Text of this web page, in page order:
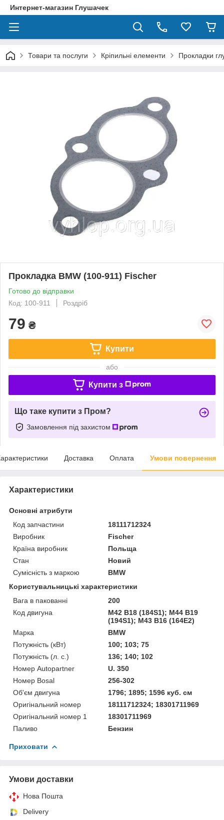
Интернет-магазин Глушачек
Товари та послуги Кріпильні елементи Прокладки
Прокладка BMW (100-911) Fischer
Готово до відправки
Код: 100-911
Роздріб
79 ₴
Купити
або
Купити з
Що таке купити з Пром?
Замовлення під захистом
Доставка Оплата Умови повернення
Характеристики
Основні атрибути
Код запчастини
18111712324
Виробник
Fischer
Країна виробник
Польща
Стан
Новий
Сумісність з маркою
BMW
Користувальницькі характеристики
Вага в пакованні
200
Код двигуна
M42 B18 (184S1); M44 B19
(194S1); M43 B16 (164E2)
Марка
BMW
Потужність (кВт)
100; 103; 75
Потужність (л. с.)
136; 140; 102
Номер Autopartner
U. 350
Номер Bosal
256-302
Об'єм двигуна
1796; 1895; 1596 куб. см
Оригінальний номер
18111712324; 18301711969
Оригінальний номер 1
18301711969
Паливо
Бензин
Приховати
Умови доставки
Нова Пошта
Delivery